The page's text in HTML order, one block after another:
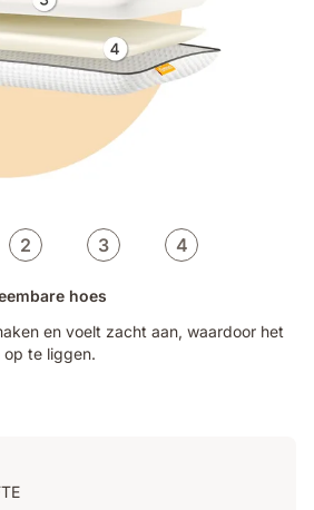
2 3 4
hoes
en voelt zacht aan, waardoor het
op te liggen.